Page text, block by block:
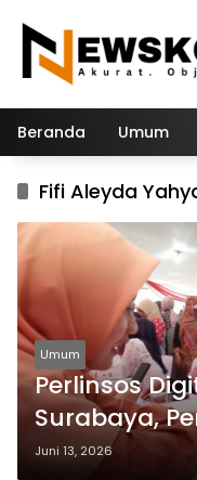
konten
Beranda Umum
Fifi Aleyda
Umum
Perlinsos
Surabaya,
Lebih Cepat
Juni 13, 2026